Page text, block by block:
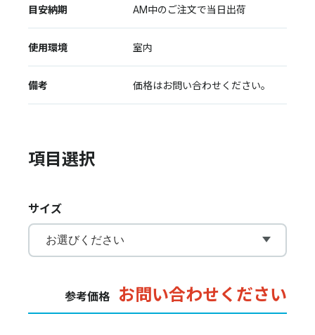
目安納期 AM中のご注文で当日出荷
使用環境 室内
備考 価格はお問い合わせください。
項目選択
サイズ
参考価格 お問い合わせください